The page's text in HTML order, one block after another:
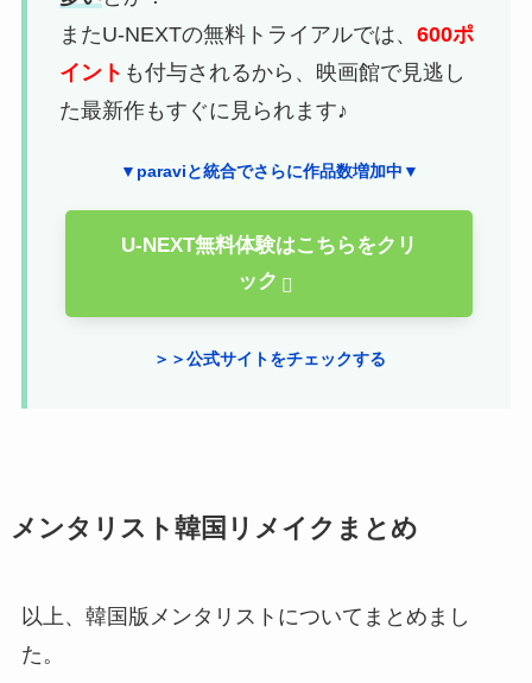
またU-NEXTの無料トライアルでは、 600ポ
イント も付与されるから、映画館で見逃し
た最新作もすぐに見られます♪
▼paraviと統合でさらに作品数増加中▼
U-NEXT無料体験はこちらをクリ
ック
＞＞公式サイトをチェックする
メンタリスト韓国リメイクまとめ
以上、韓国版メンタリストについてまとめまし
た。